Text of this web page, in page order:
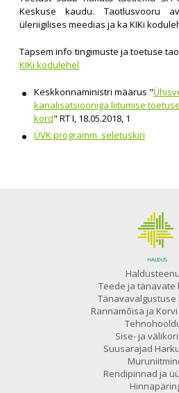
Keskuse kaudu. Taotlusvooru
üleriigilises meedias ja ka KIKi
Täpsem info tingimuste ja toetuse
KIKi kodulehel
Keskkonnaministri määrus "
kanalisatsiooniga liitumise
kord" RT I, 18.05.2018, 1
ÜVK programm_seletuskiri
Teede ja tänavate
Tänavavalgustuse
Rannamõisa ja
Sise- ja
Suusarajad
Rendipinnad ja